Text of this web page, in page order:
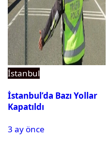
İstanbul
İstanbul’da Bazı Yollar
Kapatıldı
3 ay önce